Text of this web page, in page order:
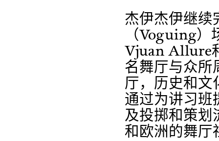
杰伊杰伊继续
（Voguing
Vjuan Allure
名舞厅与众所
厅，历史和文
通过为讲习班
及投掷和策划
和欧洲的舞厅